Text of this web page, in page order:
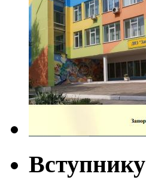
Вступнику